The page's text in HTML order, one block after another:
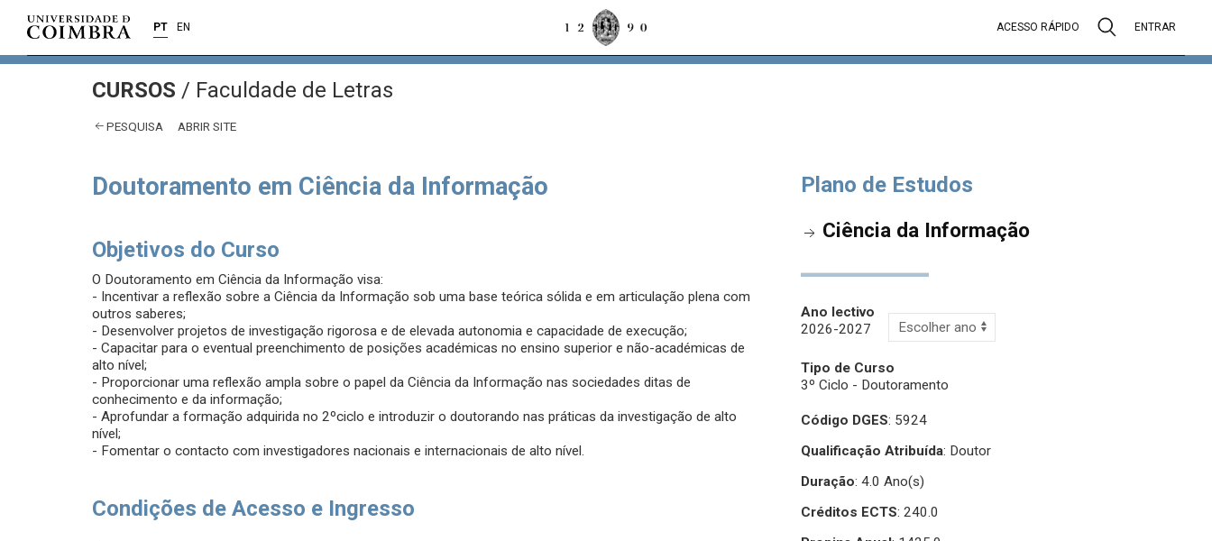
PT EN ACESSO RÁPIDO ENTRAR
CURSOS / Faculdade de Letras
PESQUISA ABRIR SITE
Doutoramento em Ciência da Informação
Objetivos do Curso
O Doutoramento em Ciência da Informação visa:
- Incentivar a reflexão sobre a Ciência da Informação sob uma base teórica sólida e em articulação plena com
outros saberes;
- Desenvolver projetos de investigação rigorosa e de elevada autonomia e capacidade de execução;
- Capacitar para o eventual preenchimento de posições académicas no ensino superior e não-académicas de
alto nível;
- Proporcionar uma reflexão ampla sobre o papel da Ciência da Informação nas sociedades ditas de
conhecimento e da informação;
- Aprofundar a formação adquirida no 2ºciclo e introduzir o doutorando nas práticas da investigação de alto
nível;
- Fomentar o contacto com investigadores nacionais e internacionais de alto nível.
Condições de Acesso e Ingresso
Plano de Estudos
Ciência da Informação
Ano lectivo
2026-2027
Tipo de Curso
3º Ciclo - Doutoramento
Código DGES: 5924
Qualificação Atribuída: Doutor
Duração: 4.0 Ano(s)
Créditos ECTS: 240.0